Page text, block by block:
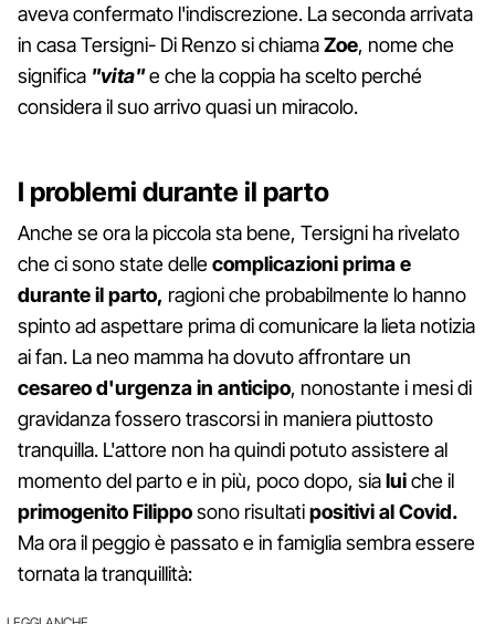
aveva confermato l'indiscrezione. La seconda arrivata
in casa Tersigni- Di Renzo si chiamaZoe, nome che
significa "vita"e che la coppia ha scelto perché
considera il suo arrivo quasi un miracolo.
I problemi durante il parto
Anche se ora la piccola sta bene, Tersigni ha rivelato
che ci sono state dellecomplicazioni prima e
durante il parto, ragioni che probabilmente lo hanno
spinto ad aspettare prima di comunicare la lieta notizia
ai fan. La neo mamma ha dovuto affrontare un
cesareo d'urgenza in anticipo, nonostante i mesi di
gravidanza fossero trascorsi in maniera piuttosto
tranquilla. L'attore non ha quindi potuto assistere al
momento del parto e in più, poco dopo, sialuiche il
primogenito Filipposono risultatipositivi al Covid.
Ma ora il peggio è passato e in famiglia sembra essere
tornata la tranquillità: